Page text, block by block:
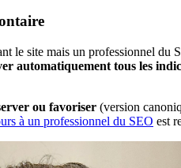
le site mais un professionnel du
automatiquement tous les
ou favoriser (version
à un professionnel du SEO est